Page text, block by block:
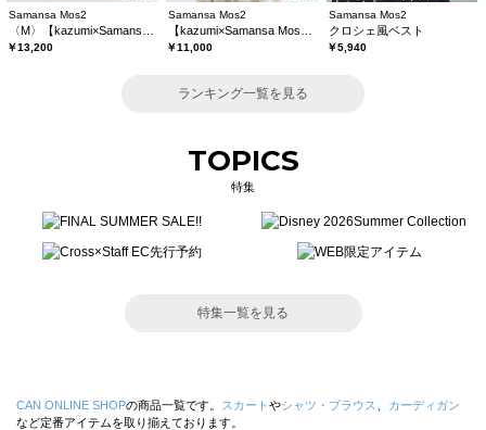
Samansa Mos2
￥13,200
Samansa Mos2
￥11,000
Samansa Mos2
クロシェ風ベスト
￥5,940
ランキング一覧を見る
TOPICS
特集
特集一覧を見る
CAN ONLINE SHOPの商品一覧です。 スカート やシャツ・ブラウス
カーディガン
など定番アイテムを取り揃えております。